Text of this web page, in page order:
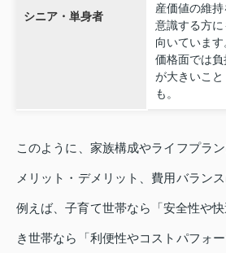
シニア・単身者
産価値の維持
意識する方に
向いています
価格面では負
が大きいこと
も。
このように、家族構成やライフプラ
メリット・デメリット、費用バラン
例えば、子育て世帯なら「安全性や
き世帯なら「利便性やコストパフォ